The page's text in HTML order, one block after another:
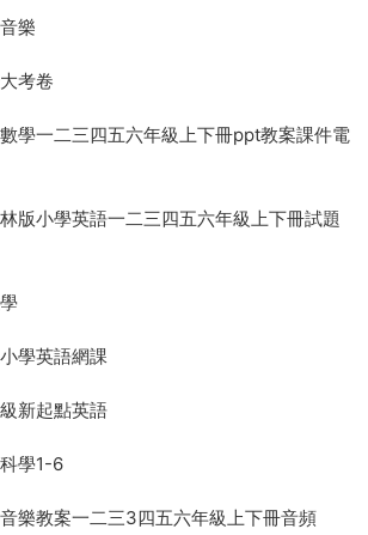
樂
考卷
學一二三四五六年級上下冊ppt教案課件電
版小學英語一二三四五六年級上下冊試題
學英語網課
新起點英語
學1-6
樂教案一二三3四五六年級上下冊音頻